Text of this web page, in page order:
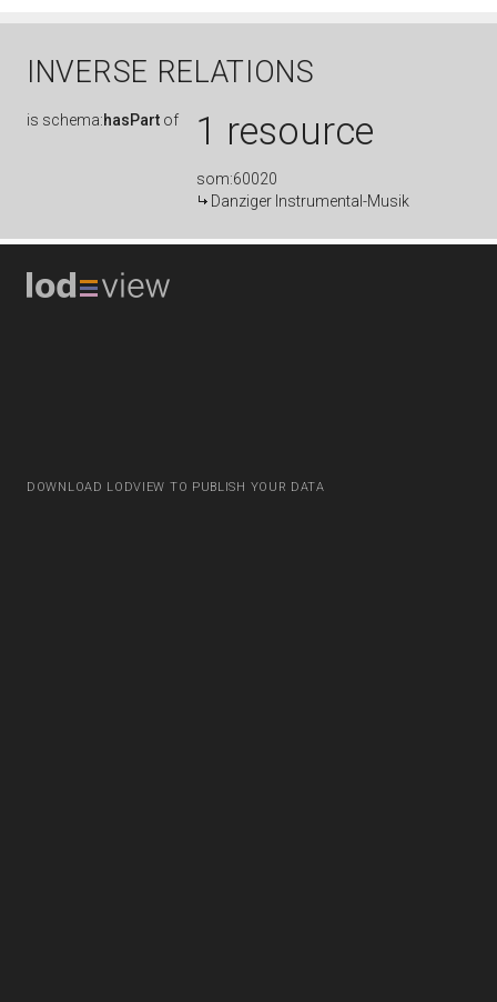
INVERSE RELATIONS
is schema:hasPart of 1 resource
som:60020
Danziger Instrumental-Musik
DOWNLOAD LODVIEW TO PUBLISH YOUR DATA